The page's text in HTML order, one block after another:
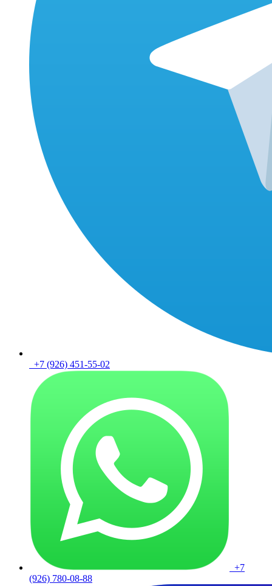
+7 (926) 451-55-02
+7
(926) 780-08-88